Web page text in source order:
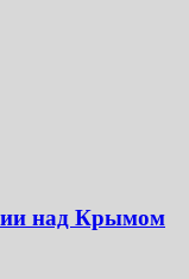
над Крымом